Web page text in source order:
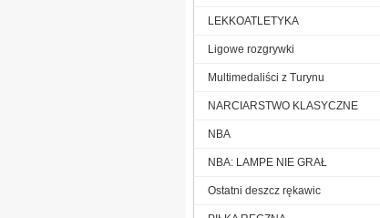
LEKKOATLETYKA
Ligowe rozgrywki
Multimedaliści z Turynu
NARCIARSTWO KLASYCZNE
NBA
NBA: LAMPE NIE GRAŁ
Ostatni deszcz rękawic